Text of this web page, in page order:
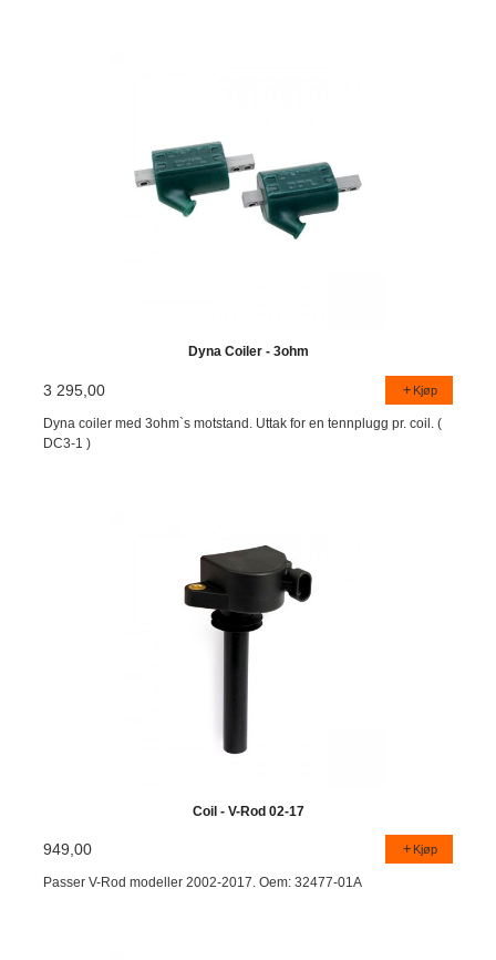
Dyna Coiler - 3ohm
3 295,00 Kjøp
Dyna coiler med 3ohm`s motstand. Uttak for en tennplugg pr. coil. (
DC3-1 )
Coil - V-Rod 02-17
949,00 Kjøp
Passer V-Rod modeller 2002-2017. Oem: 32477-01A